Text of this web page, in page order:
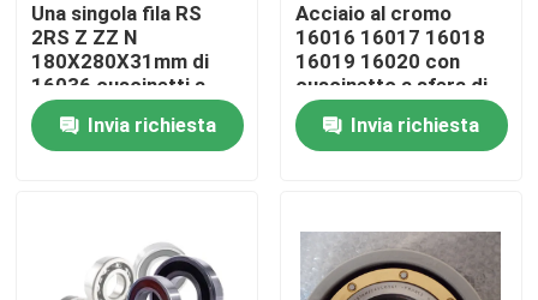
Casa
Circa noi
Una singola fila RS
2RS Z ZZ N
180X280X31mm di
16036 cuscinetti a
sfera sottili della
parete MC3Invia richiesta
Acciaio al cromo
16016 16017 16018
16019 16020 con
cuscinetto a sfera di
GCr15
Invia richiesta